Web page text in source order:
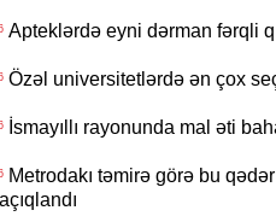
Apteklərdə eyni dərman fərqli
Özəl universitetlərdə ən çox
İsmayıllı rayonunda mal əti
Metrodakı təmirə görə bu
açıqlandı